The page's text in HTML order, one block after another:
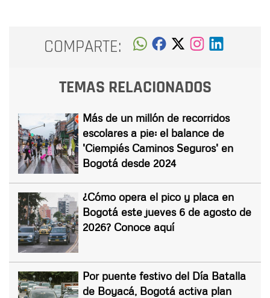
COMPARTE:
TEMAS RELACIONADOS
Más de un millón de recorridos
escolares a pie: el balance de
'Ciempiés Caminos Seguros' en
Bogotá desde 2024
¿Cómo opera el pico y placa en
Bogotá este jueves 6 de agosto de
2026? Conoce aquí
Por puente festivo del Día Batalla
de Boyacá, Bogotá activa plan